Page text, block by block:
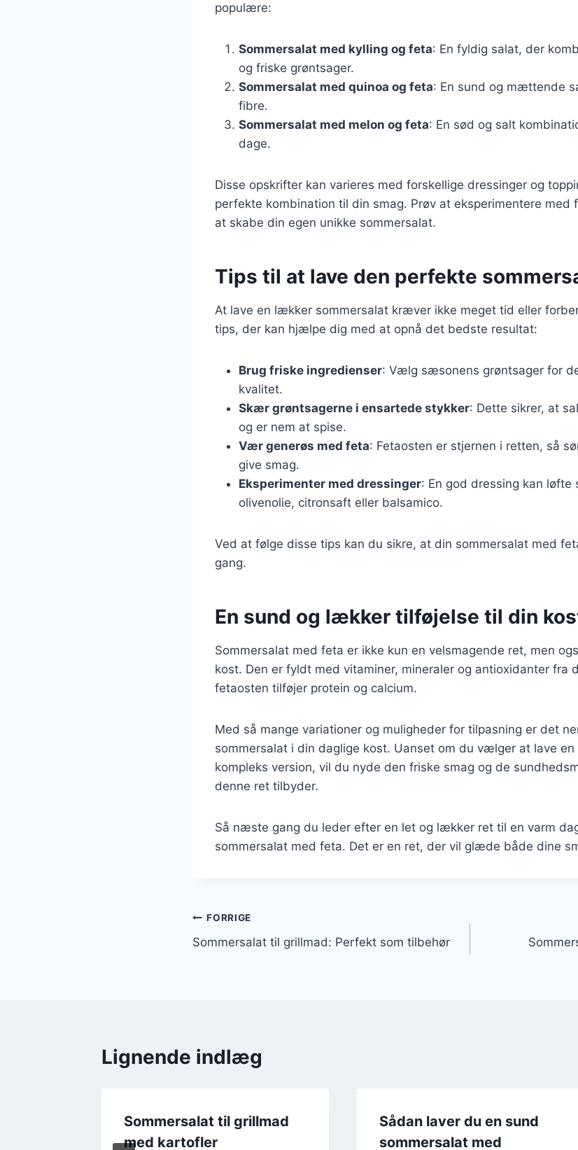
populære:
Sommersalat med kylling og feta: En fyldig salat, der
og friske grøntsager.
Sommersalat med quinoa og feta: En sund og mættende
fibre.
Sommersalat med melon og feta: En sød og salt
dage.
Disse opskrifter kan varieres med forskellige dressinger og
perfekte kombination til din smag. Prøv at eksperimentere med
at skabe din egen unikke sommersalat.
Tips til at lave den perfekte
At lave en lækker sommersalat kræver ikke meget tid eller
tips, der kan hjælpe dig med at opnå det bedste resultat:
Brug friske ingredienser: Vælg sæsonens grøntsager for
kvalitet.
Skær grøntsagerne i ensartede stykker: Dette sikrer, at
og er nem at spise.
Vær generøs med feta: Fetaosten er stjernen i retten, så
give smag.
Eksperimenter med dressinger: En god dressing kan løfte
olivenolie, citronsaft eller balsamico.
Ved at følge disse tips kan du sikre, at din sommersalat med
gang.
En sund og lækker tilføjelse til din
Sommersalat med feta er ikke kun en velsmagende ret, men
kost. Den er fyldt med vitaminer, mineraler og antioxidanter fra
fetaosten tilføjer protein og calcium.
Med så mange variationer og muligheder for tilpasning er det
sommersalat i din daglige kost. Uanset om du vælger at lave en
kompleks version, vil du nyde den friske smag og de
denne ret tilbyder.
Så næste gang du leder efter en let og lækker ret til en varm
sommersalat med feta. Det er en ret, der vil glæde både dine
Indlægsnavigation
FORRIGE
Sommersalat til grillmad: Perfekt som tilbehør
Lignende indlæg
Sommersalat til grillmad
med kartofler
Sådan laver du en sund
sommersalat med